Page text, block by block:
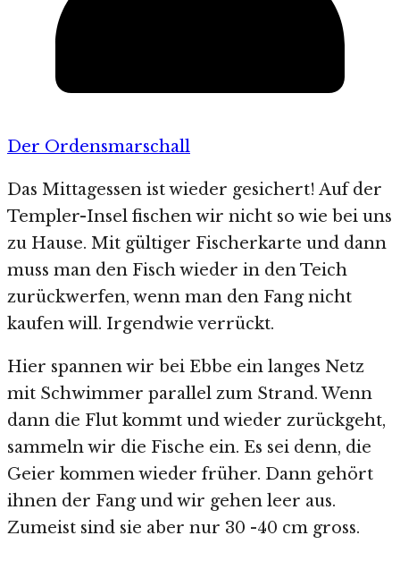
Der Ordensmarschall
Das Mittagessen ist wieder gesichert! Auf der
Templer-Insel fischen wir nicht so wie bei uns
zu Hause. Mit gültiger Fischerkarte und dann
muss man den Fisch wieder in den Teich
zurückwerfen, wenn man den Fang nicht
kaufen will. Irgendwie verrückt.
Hier spannen wir bei Ebbe ein langes Netz
mit Schwimmer parallel zum Strand. Wenn
dann die Flut kommt und wieder zurückgeht,
sammeln wir die Fische ein. Es sei denn, die
Geier kommen wieder früher. Dann gehört
ihnen der Fang und wir gehen leer aus.
Zumeist sind sie aber nur 30 -40 cm gross.